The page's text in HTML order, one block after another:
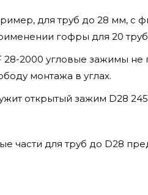
для труб до 28 мм, с
гофры для 20
28-2000 угловые зажимы не
монтажа в углах.
открытый зажим D28
части для труб до D28